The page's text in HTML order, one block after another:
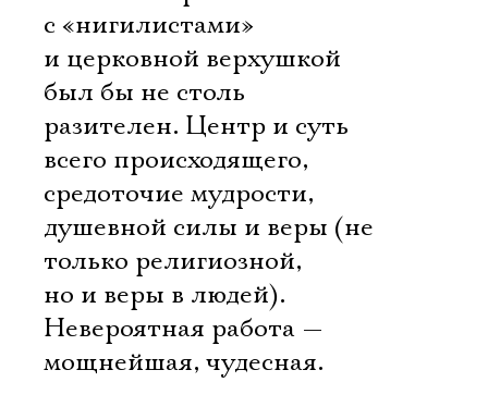
с «нигилистами»
и церковной верхушкой
был бы не столь
разителен. Центр и суть
всего происходящего,
средоточие мудрости,
душевной силы и веры (не
только религиозной,
но и веры в людей).
Невероятная работа —
мощнейшая, чудесная.